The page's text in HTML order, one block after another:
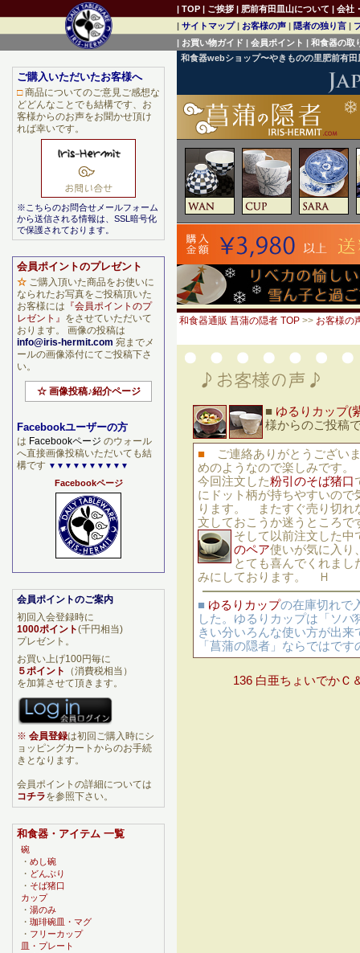
和食器webショップ〜やきものの里肥前有
和食器通販 菖蒲の隠者 TOP >> お客様の
■ ゆるりカップ(
様からのご投
■
ご連絡ありがとうござ
めのようなので楽しみです。
今回注文した粉引のそば猪口
にドット柄が持ちやすいの
ります。 またすぐ売り切れ
文しておこうか迷うところで
そして以前注文した中
のペア使いが気に入り
とても喜んでくれま
みにしております。 Ｈ
■ ゆるりカップの在庫切れで
した。ゆるりカップは「ソ
きい分いろんな使い方が出
「菖蒲の隠者」ならではで
136 白亜ちょいでかＣ
ご購入いただいたお客様へ
□商品についてのご意見ご感想な
どどんなことでも結構です、お
客様からのお声をお聞かせ頂け
れば幸いです。
※こちらのお問合せメールフォーム
から送信される情報は、SSL暗号化
で保護されております。
会員ポイントのプレゼント
☆ ご購入頂いた商品をお使いに
なられたお写真をご投稿頂いた
お客様には 『会員ポイントのプ
レゼント』 をさせていただいて
おります。 画像の投稿は
info@iris-hermit.com 宛までメ
ールの画像添付にてご投稿下さ
い。
☆ 画像投稿♪紹介ページ
Facebookユーザーの方
は Facebookページ のウォール
へ直接画像投稿いただいても結
構です ▼▼▼▼▼▼▼▼▼▼
Facebookページ
会員ポイントのご案内
初回入会登録時に
1000ポイント(千円相当)
プレゼント。
お買い上げ100円毎に
５ポイント
（消費税相当）
を加算させて頂きます。
※ 会員登録は初回ご購入時にシ
ョッピングカートからのお手続
きとなります。
会員ポイントの詳細については
コチラを参照下さい。
和食器・アイテム 一覧
碗
・ めし碗
・ どんぶり
・ そば猪口
カップ
・ 湯のみ
・ 珈琲碗皿・マグ
・ フリーカップ
皿・プレート
| TOP | ご挨拶 | 肥前有田皿山について | 会社
| サイトマップ| お客様の声 | 隠者の独り言 |
| お買い物ガイド | 会員ポイント | 和食器の取